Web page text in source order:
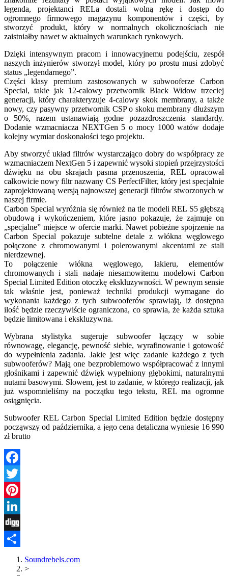
legenda, projektanci RELa dostali wolną rękę i dostęp do
ogromnego firmowego magazynu komponentów i części, by
stworzyć produkt, który w normalnych okolicznościach nie
zaistniałby nawet w aktualnych warunkach rynkowych.
Dzięki intensywnym pracom i innowacyjnemu podejściu, zespół
naszych inżynierów stworzył model, który po prostu musi zdobyć
status „legendarnego”.
Części klasy premium zastosowanych w subwooferze Carbon
Special, takie jak 12-calowy przetwornik Black Widow trzeciej
generacji, który charakteryzuje 4-calowy skok membrany, a także
nowy, czy pasywny przetwornik CSP o skoku membrany dłuższym
o 50%, razem ustanawiają godne pozazdroszczenia standardy.
Dodanie wzmacniacza NEXTGen 5 o mocy 1000 watów dodaje
kolejny wymiar doskonałości tego projektu.
Aby stworzyć układ filtrów wystarczająco dobry do współpracy ze
wzmacniaczem NextGen 5 i zapewnić wysoki stopień przejrzystości
dźwięku na obu skrajach pasma przenoszenia, REL opracował
całkowicie nowy filtr nazwany CS PerfectFilter, który jest specjalnie
zaprojektowaną wersją najnowszej generacji filtrów stworzonych w
naszej firmie.
Carbon Special wyróżnia się również na tle modeli REL S5 głębszą
obudową i wykończeniem, które jasno pokazuje, że zajmuje on
„specjalne” miejsce w ofercie marki. Nawet pobieżne spojrzenie na
Carbon Special pokazuje subtelne detale z włókna węglowego
połączone z chromowanymi i polerowanymi akcentami ze stali
nierdzewnej.
To połączenie włókna węglowego, lakieru, elementów
chromowanych i stali nadaje niesamowitemu modelowi Carbon
Special Limited Edition otoczkę ekskluzywności. W pewnym sensie
tak właśnie jest, ponieważ techniki produkcji wymagane do
wykonania każdego z tych subwooferów sprawiają, iż dostępna
ilość będzie rzeczywiście ograniczona, co sprawia, że każda sztuka
będzie limitowana i ekskluzywna.
Wybrana stylistyka sugeruje subwoofer łączący w sobie
równowagę, elegancję, pewność siebie, wyrafinowanie i gotowość
do wypełnienia zadania. Jakie jest więc zadanie każdego z tych
subwooferów? Mają one bezproblemowo współpracować z innymi
głośnikami i zapewnić dźwięk wypełniony głębokimi, naturalnymi
nutami basowymi. Słowem, jest to zadanie, w którego realizacji, jak
już wspomnieliśmy na początku tego tekstu, REL ma ogromne
osiągnięcia.
Subwoofer REL Carbon Special Limited Edition będzie dostępny
począwszy od października, a jego cena detaliczna wyniesie 16 990
zł brutto
Facebook
Twitter
Pinterest
LinkedIn
Digg
Share
Soundrebels.com
>